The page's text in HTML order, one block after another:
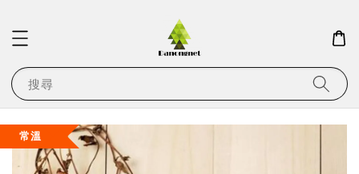
搜尋
常溫